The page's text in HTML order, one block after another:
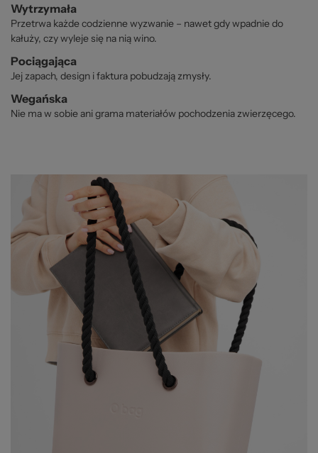
Wytrzymała
Przetrwa każde codzienne wyzwanie – nawet gdy wpadnie do
kałuży, czy wyleje się na nią wino.
Pociągająca
Jej zapach, design i faktura pobudzają zmysły.
Wegańska
Nie ma w sobie ani grama materiałów pochodzenia zwierzęcego.